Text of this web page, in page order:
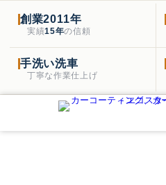
創業2011年
実績15年の信頼
手洗い洗車
丁寧な作業仕上げ